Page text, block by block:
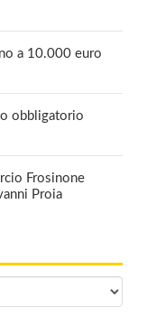
a 10.000 euro
obbligatorio
Frosinone
Proia